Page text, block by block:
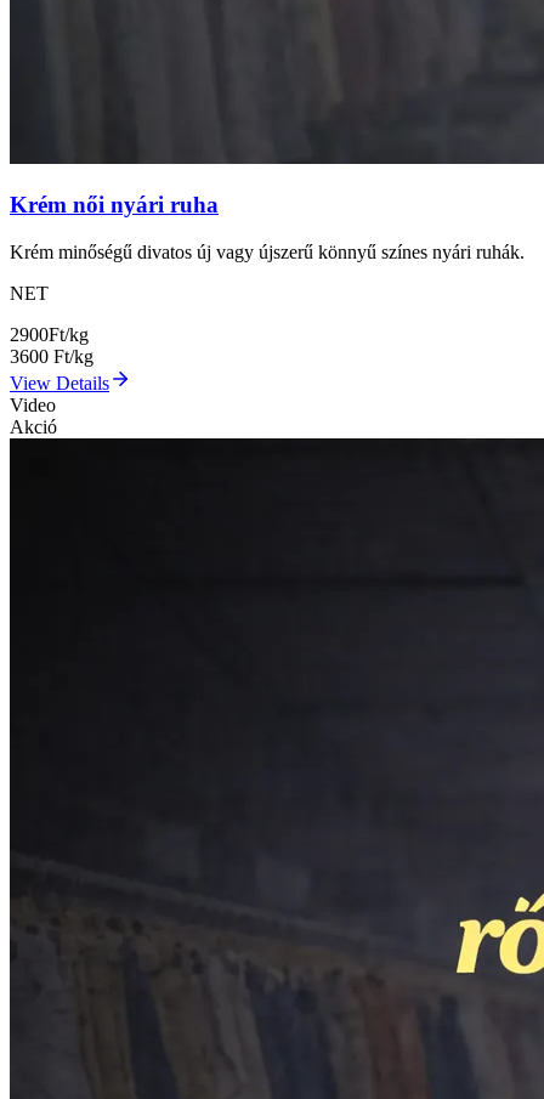
Krém női nyári ruha
Krém minőségű divatos új vagy újszerű könnyű színes nyári ruhák.
NET
2900Ft/kg
3600 Ft/kg
View Details
Video
Akció